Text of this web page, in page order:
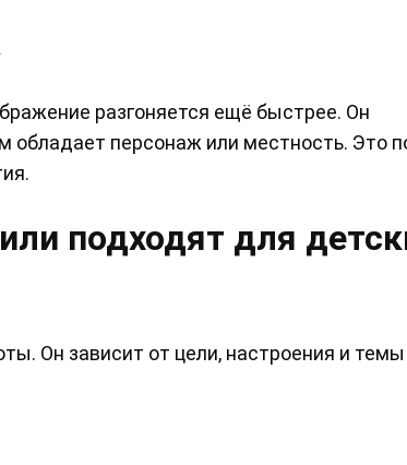
разгоняется ещё быстрее. Он
обладает персонаж или местность. Это
подходят для
Он зависит от цели, настроения и темы